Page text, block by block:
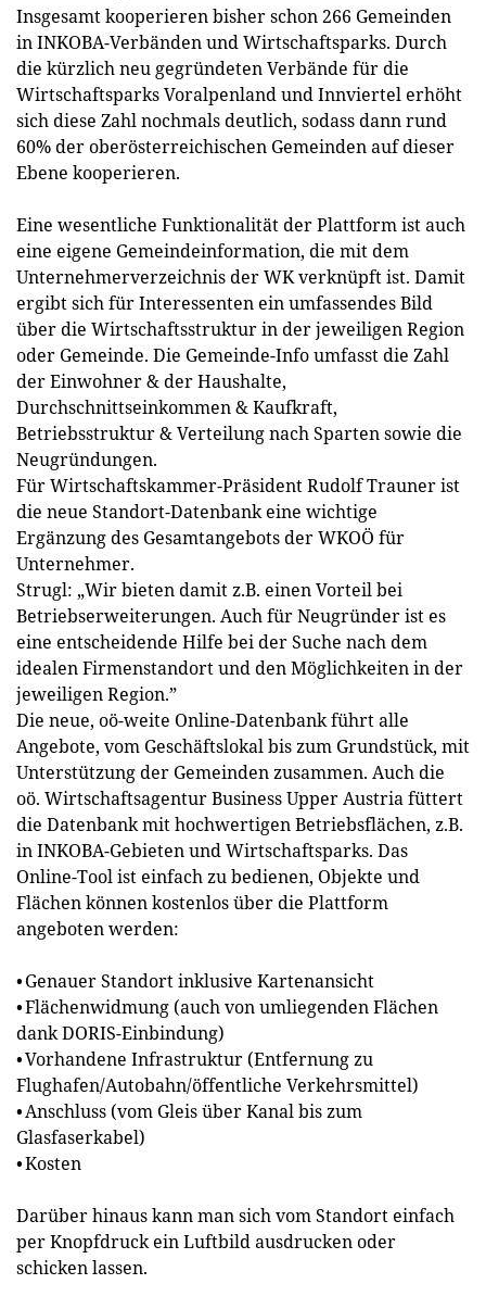
Insgesamt kooperieren bisher schon 266 Gemeinden
in INKOBA-Verbänden und Wirtschaftsparks. Durch
die kürzlich neu gegründeten Verbände für die
Wirtschaftsparks Voralpenland und Innviertel erhöht
sich diese Zahl nochmals deutlich, sodass dann rund
60% der oberösterreichischen Gemeinden auf dieser
Ebene kooperieren.
Eine wesentliche Funktionalität der Plattform ist auch
eine eigene Gemeindeinformation, die mit dem
Unternehmerverzeichnis der WK verknüpft ist. Damit
ergibt sich für Interessenten ein umfassendes Bild
über die Wirtschaftsstruktur in der jeweiligen Region
oder Gemeinde. Die Gemeinde-Info umfasst die Zahl
der Einwohner & der Haushalte,
Durchschnittseinkommen & Kaufkraft,
Betriebsstruktur & Verteilung nach Sparten sowie die
Neugründungen.
Für Wirtschaftskammer-Präsident Rudolf Trauner ist
die neue Standort-Datenbank eine wichtige
Ergänzung des Gesamtangebots der WKOÖ für
Unternehmer.
Strugl: „Wir bieten damit z.B. einen Vorteil bei
Betriebserweiterungen. Auch für Neugründer ist es
eine entscheidende Hilfe bei der Suche nach dem
idealen Firmenstandort und den Möglichkeiten in der
jeweiligen Region.”
Die neue, oö-weite Online-Datenbank führt alle
Angebote, vom Geschäftslokal bis zum Grundstück, mit
Unterstützung der Gemeinden zusammen. Auch die
oö. Wirtschaftsagentur Business Upper Austria füttert
die Datenbank mit hochwertigen Betriebsflächen, z.B.
in INKOBA-Gebieten und Wirtschaftsparks. Das
Online-Tool ist einfach zu bedienen, Objekte und
Flächen können kostenlos über die Plattform
angeboten werden:
• Genauer Standort inklusive Kartenansicht
• Flächenwidmung (auch von umliegenden Flächen
dank DORIS-Einbindung)
• Vorhandene Infrastruktur (Entfernung zu
Flughafen/Autobahn/öffentliche Verkehrsmittel)
• Anschluss (vom Gleis über Kanal bis zum
Glasfaserkabel)
• Kosten
Darüber hinaus kann man sich vom Standort einfach
per Knopfdruck ein Luftbild ausdrucken oder
schicken lassen.